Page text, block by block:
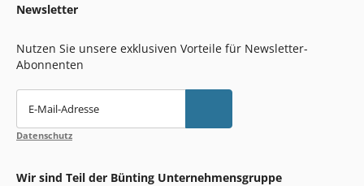
Newsletter
Nutzen Sie unsere exklusiven Vorteile für Newsletter-
Abonnenten
E-Mail-Adresse
Datenschutz
Wir sind Teil der Bünting Unternehmensgruppe